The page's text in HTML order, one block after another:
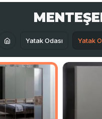
Yatak Odası Yatak